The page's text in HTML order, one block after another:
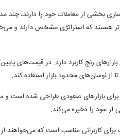
بخشی از معاملات خود را دارند، چند
هستند که استراتژی مشخص دارند و
رنج کاربرد دارد. در قیمت‌های
نوسان‌های محدود بازار استفاده کند.
بازارهای صعودی طراحی شده است
از سود را ذخیره می‌کند.
برای کاربرانی مناسب است که می‌خواهند